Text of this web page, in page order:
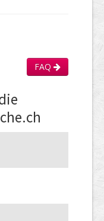
FAQ